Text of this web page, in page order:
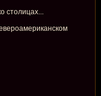
столицах...